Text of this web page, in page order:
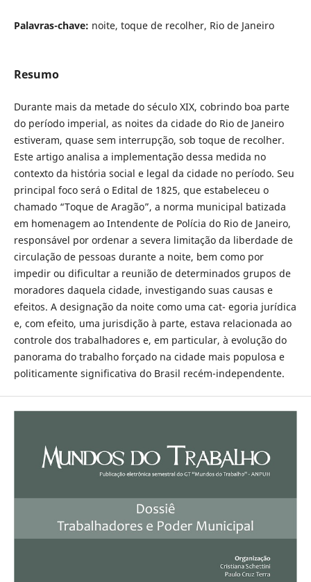
Palavras-chave: noite, toque de recolher, Rio de Janeiro
Resumo
Durante mais da metade do século XIX, cobrindo boa parte
do período imperial, as noites da cidade do Rio de Janeiro
estiveram, quase sem interrupção, sob toque de recolher.
Este artigo analisa a implementação dessa medida no
contexto da história social e legal da cidade no período. Seu
principal foco será o Edital de 1825, que estabeleceu o
chamado “Toque de Aragão”, a norma municipal batizada
em homenagem ao Intendente de Polícia do Rio de Janeiro,
responsável por ordenar a severa limitação da liberdade de
circulação de pessoas durante a noite, bem como por
impedir ou dificultar a reunião de determinados grupos de
moradores daquela cidade, investigando suas causas e
efeitos. A designação da noite como uma cat- egoria jurídica
e, com efeito, uma jurisdição à parte, estava relacionada ao
controle dos trabalhadores e, em particular, à evolução do
panorama do trabalho forçado na cidade mais populosa e
politicamente significativa do Brasil recém-independente.